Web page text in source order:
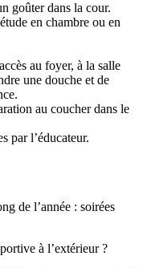
goûter dans la cour.
en chambre ou en
au foyer, à la salle
une douche et de
au coucher dans le
par l’éducateur.
de l’année : soirées
à l’extérieur ?